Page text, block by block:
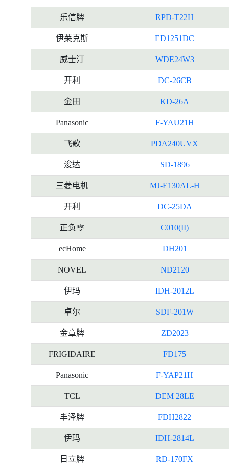
乐信牌 RPD-T22H
伊莱克斯 ED1251DC
威士汀 WDE24W3
开利 DC-26CB
金田 KD-26A
Panasonic F-YAU21H
飞歌 PDA240UVX
浚达 SD-1896
三菱电机 MJ-E130AL-H
开利 DC-25DA
正负零 C010(II)
ecHome DH201
NOVEL ND2120
伊玛 IDH-2012L
卓尔 SDF-201W
金章牌 ZD2023
FRIGIDAIRE FD175
Panasonic F-YAP21H
TCL DEM 28LE
丰泽牌 FDH2822
伊玛 IDH-2814L
日立牌 RD-170FX